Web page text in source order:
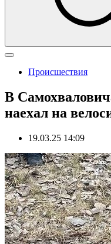
Происшествия
В
наехал на
19.03.25 14:09